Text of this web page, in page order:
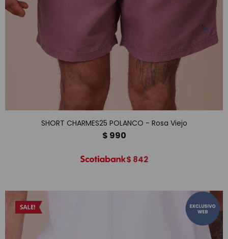
SHORT CHARMES25 POLANCO - Rosa Viejo
$ 990
$ 842